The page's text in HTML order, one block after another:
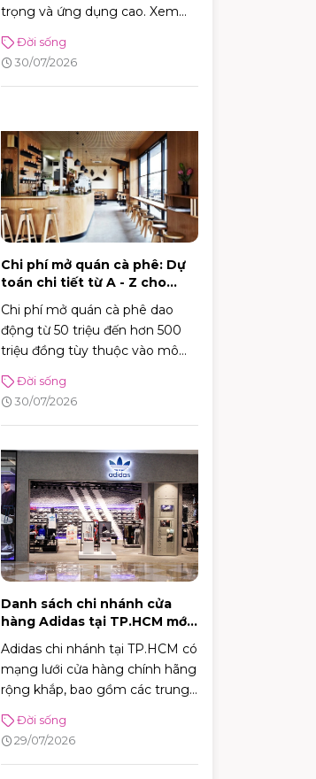
trọng và ứng dụng cao. Xem
tuyệt đối với sếp!
Đời sống
30/07/2026
Chi phí mở quán cà phê: Dự
toán chi tiết từ A - Z cho
Chi phí mở quán cà phê dao
động từ 50 triệu đến hơn 500
triệu đồng tùy thuộc vào mô
tiện lợi đến những không gian
sân vườn quy mô.
Đời sống
30/07/2026
Danh sách chi nhánh cửa
hàng Adidas tại TP.HCM mới
Adidas chi nhánh tại TP.HCM có
mạng lưới cửa hàng chính hãng
rộng khắp, bao gồm các trung
cửa hàng chuyên dòng thời
trang đường phố, đồ thể thao
Đời sống
29/07/2026